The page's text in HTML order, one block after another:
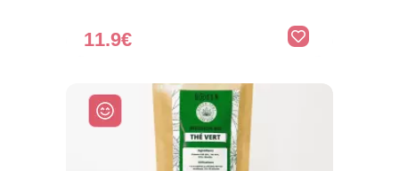
11.9€